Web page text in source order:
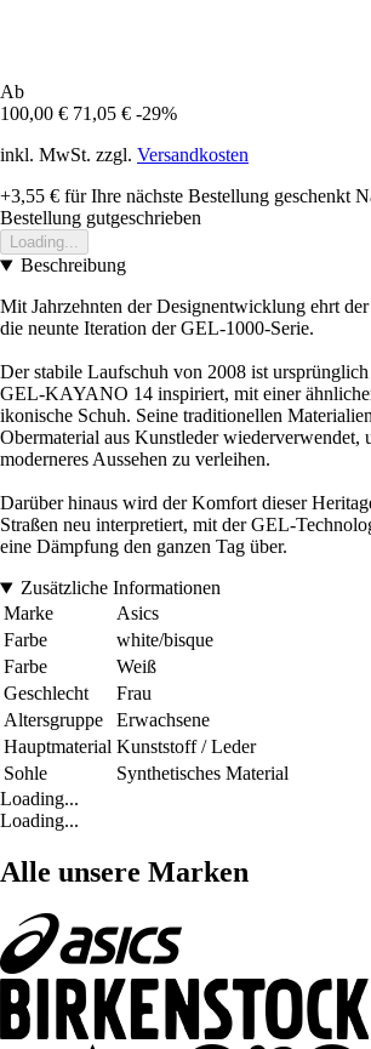
Ab
100,00 € 71,05 € -29%
inkl. MwSt. zzgl. Versandkosten
+3,55 € für Ihre nächste Bestellung geschenkt
Bestellung gutgeschrieben
Loading...
Beschreibung
Mit Jahrzehnten der Designentwicklung ehrt
die neunte Iteration der GEL-1000-Serie.
Der stabile Laufschuh von 2008 ist
GEL-KAYANO 14 inspiriert, mit einer
ikonische Schuh. Seine traditionellen
Obermaterial aus Kunstleder wiederverwendet,
moderneres Aussehen zu verleihen.
Darüber hinaus wird der Komfort dieser
Straßen neu interpretiert, mit der GEL-
eine Dämpfung den ganzen Tag über.
Zusätzliche Informationen
Marke
Asics
Farbe
white/bisque
Farbe
Weiß
Geschlecht
Frau
Altersgruppe
Erwachsene
Hauptmaterial Kunststoff / Leder
Sohle
Synthetisches Material
Loading...
Loading...
Alle unsere Marken